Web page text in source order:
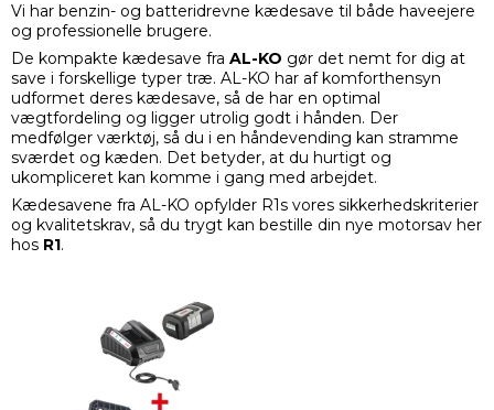
Vi har benzin- og batteridrevne kædesave til både haveejere
og professionelle brugere.
De kompakte kædesave fra AL-KO gør det nemt for dig at
save i forskellige typer træ. AL-KO har af komforthensyn
udformet deres kædesave, så de har en optimal
vægtfordeling og ligger utrolig godt i hånden. Der
medfølger værktøj, så du i en håndevending kan stramme
sværdet og kæden. Det betyder, at du hurtigt og
ukompliceret kan komme i gang med arbejdet.
Kædesavene fra AL-KO opfylder R1s vores sikkerhedskriterier
og kvalitetskrav, så du trygt kan bestille din nye motorsav her
hos R1.